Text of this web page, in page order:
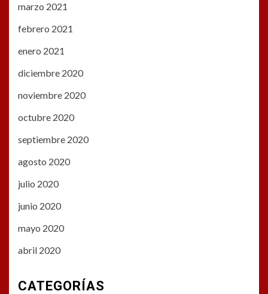
marzo 2021
febrero 2021
enero 2021
diciembre 2020
noviembre 2020
octubre 2020
septiembre 2020
agosto 2020
julio 2020
junio 2020
mayo 2020
abril 2020
CATEGORÍAS